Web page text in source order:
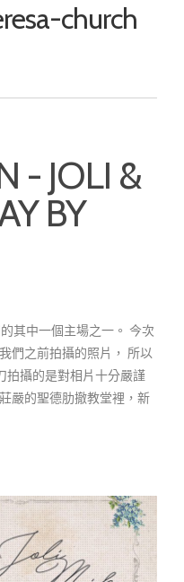
church
- JOLI &
BY
其中一個主場之一。 今次
們之前拍攝的照片， 所以
拍攝的是對相片十分嚴謹
嚴的聖德肋撤教堂裡，新